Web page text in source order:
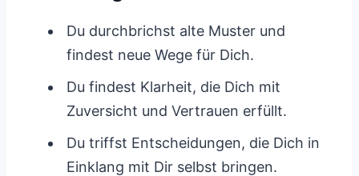
Du durchbrichst alte Muster und
findest neue Wege für Dich.
Du findest Klarheit, die Dich mit
Zuversicht und Vertrauen erfüllt.
Du triffst Entscheidungen, die Dich in
Einklang mit Dir selbst bringen.